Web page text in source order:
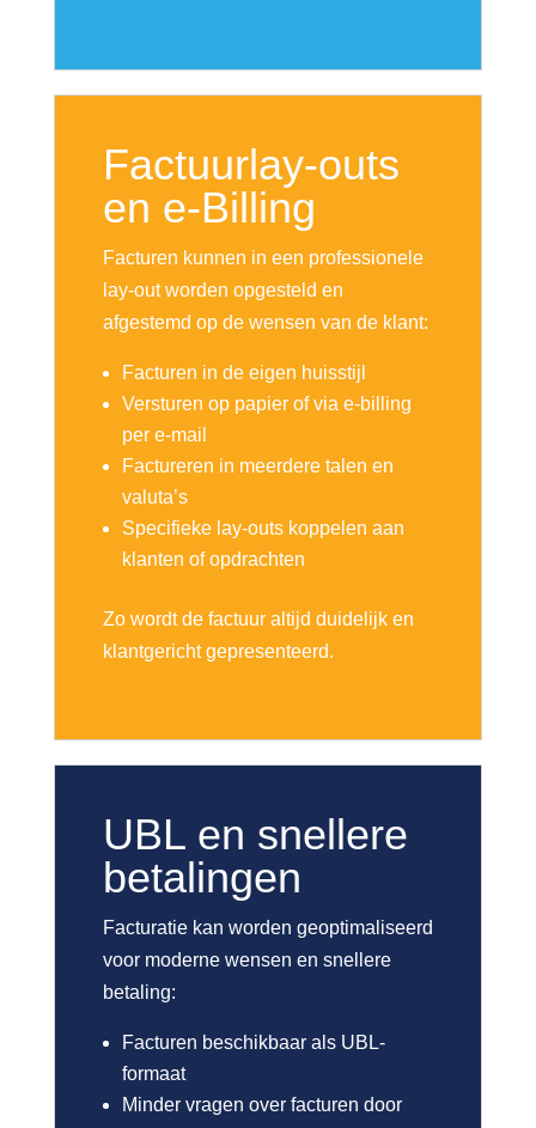
Factuurlay-outs
en e-Billing
Facturen kunnen in een professionele
lay-out worden opgesteld en
afgestemd op de wensen van de klant:
Facturen in de eigen huisstijl
Versturen op papier of via e-billing
per e-mail
Factureren in meerdere talen en
valuta’s
Specifieke lay-outs koppelen aan
klanten of opdrachten
Zo wordt de factuur altijd duidelijk en
klantgericht gepresenteerd.
UBL en snellere
betalingen
Facturatie kan worden geoptimaliseerd
voor moderne wensen en snellere
betaling:
Facturen beschikbaar als UBL-
formaat
Minder vragen over facturen door